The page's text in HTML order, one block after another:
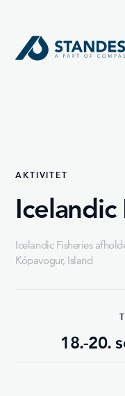
AKTIVITET
Icelandic Fisheries
Kópavogur, Island
18.-20.